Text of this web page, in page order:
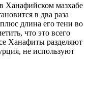
Ханафийском мазхабе
в два раза
длина его тени во
что это всего
Ханафиты разделяют
не используют